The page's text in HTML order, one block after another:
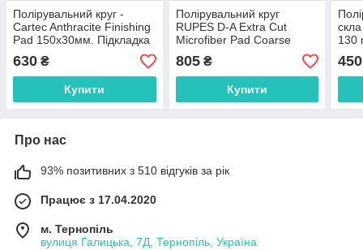
Полірувальний круг -
Cartec Anthracite Finishing
Pad 150x30мм. Підкладка
125мм
630 ₴
Купити
Полірувальний круг
RUPES D-A Extra Cut
Microfiber Pad Coarse
MF130H з екстражорсткої
мікрофібри, Ø130 мм
805₴
Купити
130
450
Про нас
93% позитивних з 510 відгуків за рік
Працює з 17.04.2020
м. Тернопіль
вулиця Галицька, 7Д, Тернопіль, Україна